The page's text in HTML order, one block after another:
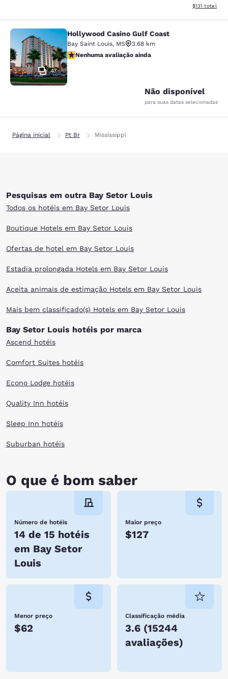
Exibir
$131 total
Hollywood Casino Gulf Coast
47
Hollywood Casino Gulf Coast
Bay Saint Louis, MS
3.68 km
Nenhuma avaliação ainda
Nenhuma avaliação ainda
Não disponível
para suas datas selecionadas
Página inicial Pt Br Mississippi
Pesquisas em outra Bay Setor Louis
Todos os hotéis em Bay Setor Louis
Boutique Hotels em Bay Setor Louis
Ofertas de hotel em Bay Setor Louis
Estadia prolongada Hotels em Bay Setor Louis
Aceita animais de estimação Hotels em Bay Setor Louis
Mais bem classificado(s) Hotels em Bay Setor Louis
Bay Setor Louis hotéis por marca
Ascend hotéis
Comfort Suites hotéis
Econo Lodge hotéis
Quality Inn hotéis
Sleep Inn hotéis
Suburban hotéis
O que é bom saber
Número de hotéis
14 de 15 hotéis
em Bay Setor
Louis
Maior preço
$127
Menor preço
$62
Classificação média
3.6 (15244
avaliações)